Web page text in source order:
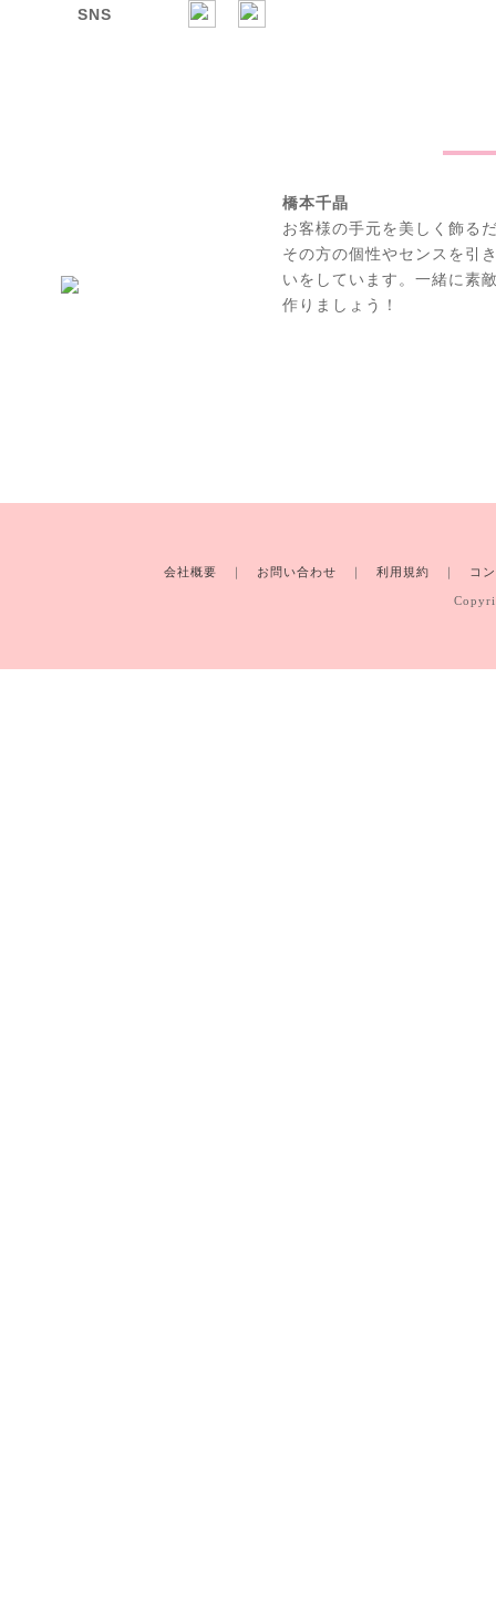
SNS
橋本千晶
お客様の手元を美しく飾る
その方の個性やセンスを引
いをしています。一緒に素
作りましょう！
会社概要 ｜ お問い合わせ ｜ 利用規約 ｜ コ